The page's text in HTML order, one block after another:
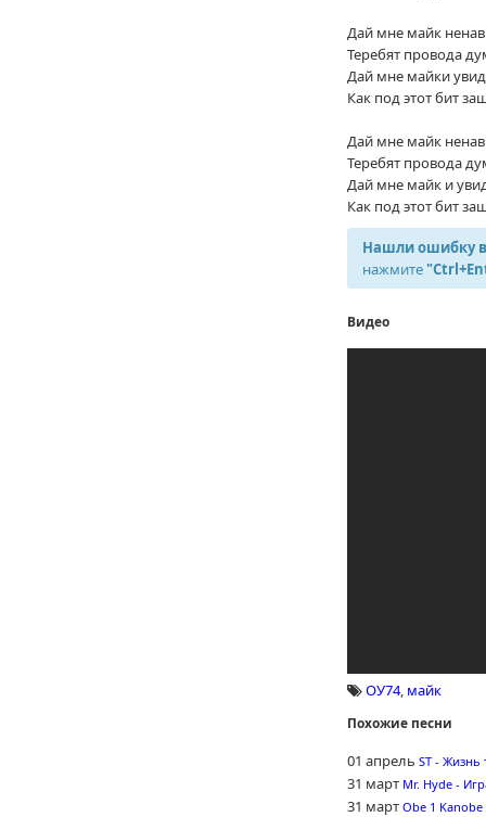
Дай мне майк
Теребят провода
Дай мне майки
Как под этот бит
Дай мне майк
Теребят провода
Дай мне майк и
Как под этот бит
Нашли ошибку в
нажмите
Видео
ОУ74, майк
Похожие песни
01 апрель ST - Жизнь
31 март Mr. Hyde -
31 март Obe 1